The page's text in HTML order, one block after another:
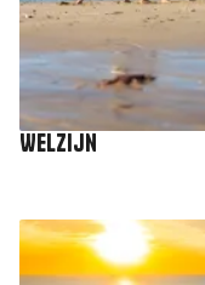
Welzijn
Afbeelding